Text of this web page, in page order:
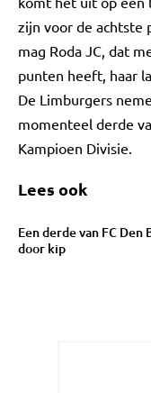
zijn voor de achtste
mag Roda JC, dat
punten heeft, haar
De Limburgers
momenteel derde
Kampioen Divisie.
Lees ook
Een derde van FC
door kip